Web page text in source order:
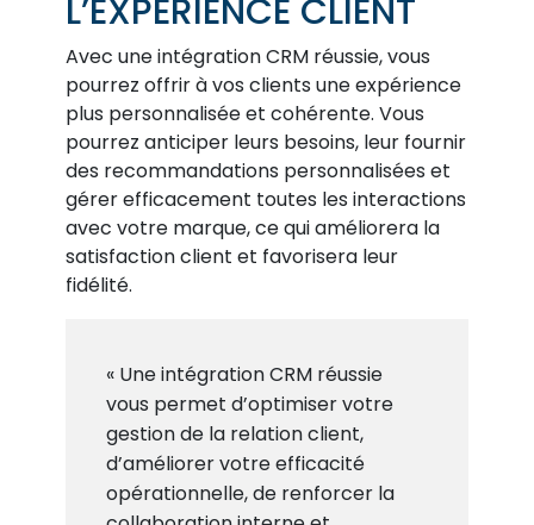
L’EXPÉRIENCE CLIENT
Avec une intégration CRM réussie, vous
pourrez offrir à vos clients une expérience
plus personnalisée et cohérente. Vous
pourrez anticiper leurs besoins, leur fournir
des recommandations personnalisées et
gérer efficacement toutes les interactions
avec votre marque, ce qui améliorera la
satisfaction client et favorisera leur
fidélité.
« Une intégration CRM réussie
vous permet d’optimiser votre
gestion de la relation client,
d’améliorer votre efficacité
opérationnelle, de renforcer la